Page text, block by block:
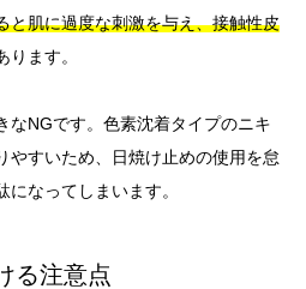
と肌に過度な刺激を与え、接触性皮
ります。
なNGです。色素沈着タイプのニキ
やすいため、日焼け止めの使用を怠
なってしまいます。
る注意点